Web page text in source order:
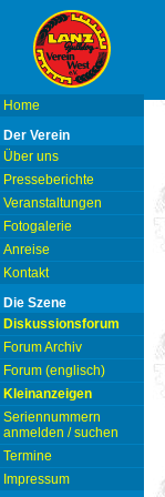
Home
Der Verein
Über uns
Presseberichte
Veranstaltungen
Fotogalerie
Anreise
Kontakt
Die Szene
Diskussionsforum
Forum Archiv
Forum (englisch)
Kleinanzeigen
Seriennummern
anmelden / suchen
Termine
Impressum